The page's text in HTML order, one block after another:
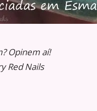
Opinem aí!
Red Nails